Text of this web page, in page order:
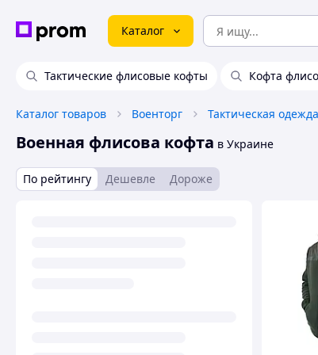
Каталог
Тактические флисовые кофты Кофта
Каталог товаров Военторг Тактическая
Военная флисова кофта в Украине
По рейтингу Дешевле Дороже